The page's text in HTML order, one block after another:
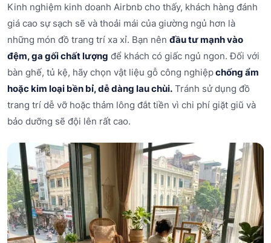
Kinh nghiệm kinh doanh Airbnb cho thấy, khách hàng đánh
giá cao sự sạch sẽ và thoải mái của giường ngủ hơn là
những món đồ trang trí xa xỉ. Bạn nên đầu tư mạnh vào
đệm, ga gối chất lượng để khách có giấc ngủ ngon. Đối với
bàn ghế, tủ kệ, hãy chọn vật liệu gỗ công nghiệpchống ẩm
hoặc kim loại bền bỉ, dễ dàng lau chùi. Tránh sử dụng đồ
trang trí dễ vỡ hoặc thảm lông đắt tiền vì chi phí giặt giũ và
bảo dưỡng sẽ đội lên rất cao.